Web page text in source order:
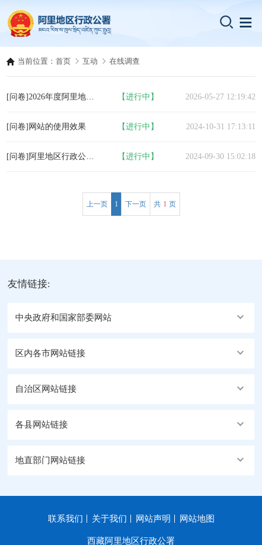
当前位置：首页 互动 在线调查
[问卷]2026年度阿里地区行政公署门户网站相关意见建议。 【进行中】 2026-05-27 12:19:42
[问卷]网站的使用效果 【进行中】 2024-10-31 17:13:11
[问卷]阿里地区行政公署网站上线网上调查 【进行中】 2024-09-30 15:02:18
上一页 1 下一页 共 1 页
友情链接:
中央政府和国家部委网站
区内各市网站链接
自治区网站链接
各县网站链接
地直部门网站链接
联系我们 关于我们 网站声明 网站地图
西藏阿里地区行政公署